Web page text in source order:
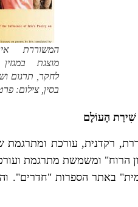
המשוררת
מוצגת במגזין
לחקר, תרגום
בסין, צילום:
הָעוֹלָם
רקדנית, עורכת
הרוח" ומשמשת מתרגמת
באתר הספרות "חדרים".